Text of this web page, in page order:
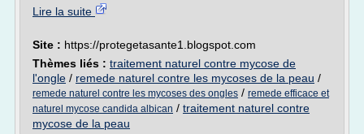
Lire la suite
Site : https://protegetasante1.blogspot.com
Thèmes liés : traitement naturel contre mycose de
l'ongle / remede naturel contre les mycoses de la peau /
remede naturel contre les mycoses des ongles / remede efficace et
naturel mycose candida albican / traitement naturel contre
mycose de la peau